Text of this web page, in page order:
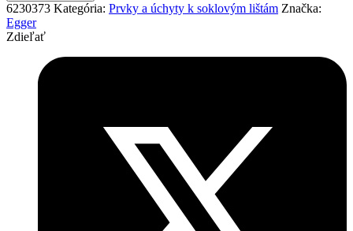
6230373 Kategória: Prvky a úchyty k soklovým lištám Značka:
Egger
Zdieľať